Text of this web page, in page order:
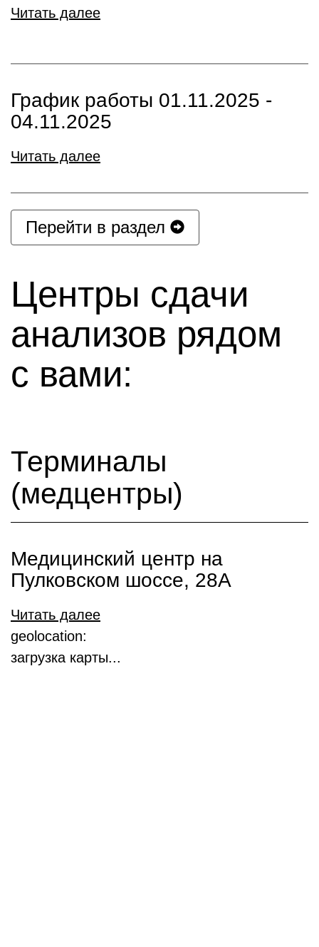
Читать далее
График работы 01.11.2025 -
04.11.2025
Читать далее
Перейти в раздел
Центры сдачи
анализов рядом
с вами:
Терминалы
(медцентры)
Медицинский центр на
Пулковском шоссе, 28А
Читать далее
geolocation:
загрузка карты...